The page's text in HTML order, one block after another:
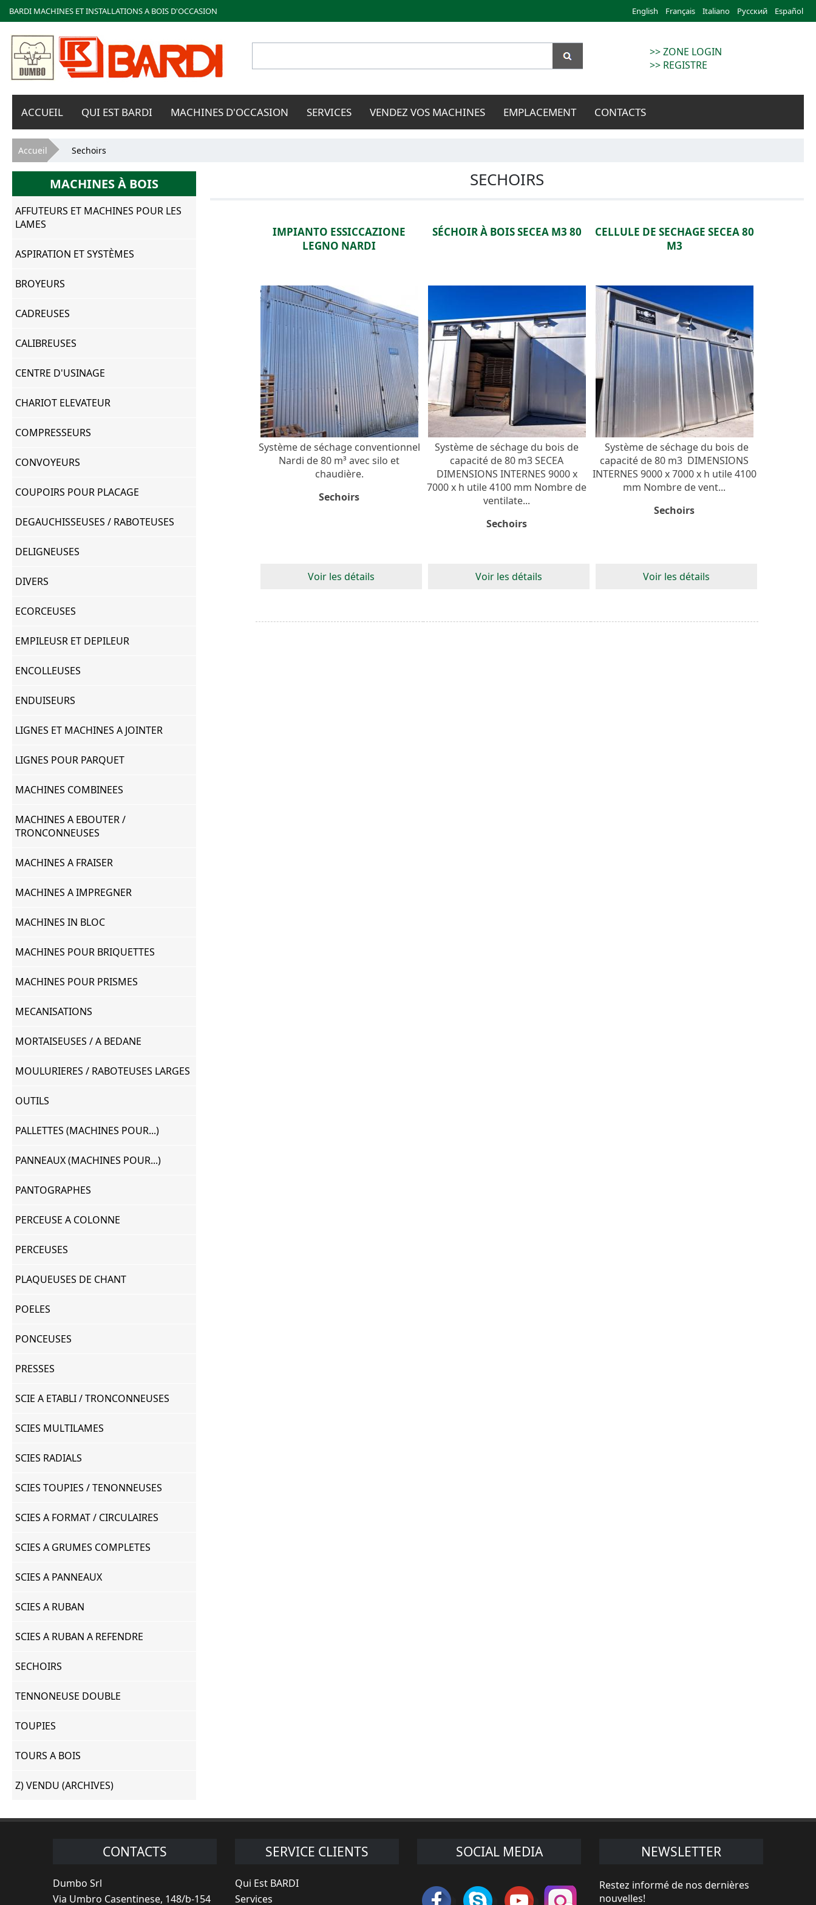
contenu
BARDI MACHINES ET INSTALLATIONS A BOIS D'OCCASION English Français Italiano Русский Español
Bardi
Macchine
>> ZONE LOGIN
>> REGISTRE
ACCUEIL QUI EST BARDI MACHINES D'OCCASION SERVICES VENDEZ VOS MACHINES EMPLACEMENT CONTACTS
Vous êtes ici
Accueil Sechoirs
SECHOIRS
IMPIANTO ESSICCAZIONE
LEGNO NARDI
Système de séchage conventionnel
Nardi de 80 m³ avec silo et
chaudière.
Sechoirs
Voir les détails
SÉCHOIR À BOIS SECEA M3 80
Système de séchage du bois de
capacité de 80 m3 SECEA
DIMENSIONS INTERNES 9000 x
7000 x h utile 4100 mm Nombre de
ventilate...
Sechoirs
Voir les détails
CELLULE DE SECHAGE SECEA 80
M3
Système de séchage du bois de
capacité de 80 m3 DIMENSIONS
INTERNES 9000 x 7000 x h utile 4100
mm Nombre de vent...
Sechoirs
Voir les détails
MACHINES À BOIS
AFFUTEURS ET MACHINES POUR LES
LAMES
ASPIRATION ET SYSTÈMES
BROYEURS
CADREUSES
CALIBREUSES
CENTRE D'USINAGE
CHARIOT ELEVATEUR
COMPRESSEURS
CONVOYEURS
COUPOIRS POUR PLACAGE
DEGAUCHISSEUSES / RABOTEUSES
DELIGNEUSES
DIVERS
ECORCEUSES
EMPILEUSR ET DEPILEUR
ENCOLLEUSES
ENDUISEURS
LIGNES ET MACHINES A JOINTER
LIGNES POUR PARQUET
MACHINES COMBINEES
MACHINES A EBOUTER /
TRONCONNEUSES
MACHINES A FRAISER
MACHINES A IMPREGNER
MACHINES IN BLOC
MACHINES POUR BRIQUETTES
MACHINES POUR PRISMES
MECANISATIONS
MORTAISEUSES / A BEDANE
MOULURIERES / RABOTEUSES LARGES
OUTILS
PALLETTES (MACHINES POUR...)
PANNEAUX (MACHINES POUR...)
PANTOGRAPHES
PERCEUSE A COLONNE
PERCEUSES
PLAQUEUSES DE CHANT
POELES
PONCEUSES
PRESSES
SCIE A ETABLI / TRONCONNEUSES
SCIES MULTILAMES
SCIES RADIALS
SCIES TOUPIES / TENONNEUSES
SCIES A FORMAT / CIRCULAIRES
SCIES A GRUMES COMPLETES
SCIES A PANNEAUX
SCIES A RUBAN
SCIES A RUBAN A REFENDRE
SECHOIRS
TENNONEUSE DOUBLE
TOUPIES
TOURS A BOIS
Z) VENDU (ARCHIVES)
CONTACTS
Dumbo Srl
Via Umbro Casentinese, 148/b-154
SERVICE CLIENTS
Qui Est BARDI
Services
SOCIAL MEDIA NEWSLETTER
Restez informé de nos dernières
nouvelles!